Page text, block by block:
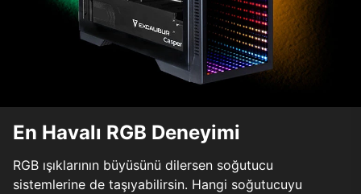
En Havalı RGB Deneyimi
RGB ışıklarının büyüsünü dilersen soğutucu
sistemlerine de taşıyabilirsin. Hangi soğutucuyu